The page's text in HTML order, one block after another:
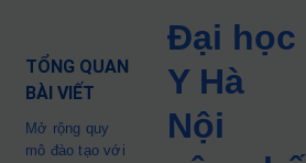
TỔNG QUAN
BÀI VIẾT
Mở rộng quy
mô đào tạo với
Đại học
Y Hà
Nội